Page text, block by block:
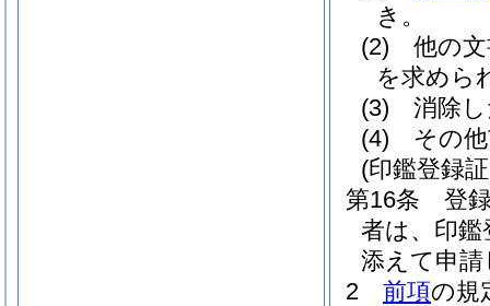
き。
(2)
他の
を求めら
(3)
消除
(4)
その
(印鑑登録
第16条
登
者は、印鑑
添えて申
2
前項の規